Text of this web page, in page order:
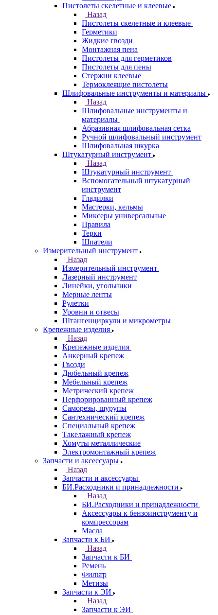
Пистолеты скелетные и клеевые
Назад
Пистолеты скелетные и клеевые
Герметики
Жидкие гвозди
Монтажная пена
Пистолеты для герметиков
Пистолеты для пены
Стержни клеевые
Термоклеящие пистолеты
Шлифовальные инструменты и материалы
Назад
Шлифовальные инструменты и
материалы
Абразивная шлифовальная сетка
Ручной шлифовальный инструмент
Шлифовальная шкурка
Штукатурный инструмент
Назад
Штукатурный инструмент
Вспомогательный штукатурный
инструмент
Гладилки
Мастерки, кельмы
Миксеры универсальные
Правила
Терки
Шпатели
Измерительный инструмент
Назад
Измерительный инструмент
Лазерный инструмент
Линейки, угольники
Мерные ленты
Рулетки
Уровни и отвесы
Штангенциркули и микрометры
Крепежные изделия
Назад
Крепежные изделия
Анкерный крепеж
Гвозди
Дюбельный крепеж
Мебельный крепеж
Метрический крепеж
Перфорированный крепеж
Саморезы, шурупы
Сантехнический крепеж
Специальный крепеж
Такелажный крепеж
Хомуты металлические
Электромонтажный крепеж
Запчасти и аксессуары
Назад
Запчасти и аксессуары
БИ.Расходники и принадлежности
Назад
БИ.Расходники и принадлежности
Аксессуары к бензоинструменту и
компрессорам
Масла
Запчасти к БИ
Назад
Запчасти к БИ
Ремень
Фильтр
Метизы
Запчасти к ЭИ
Назад
Запчасти к ЭИ